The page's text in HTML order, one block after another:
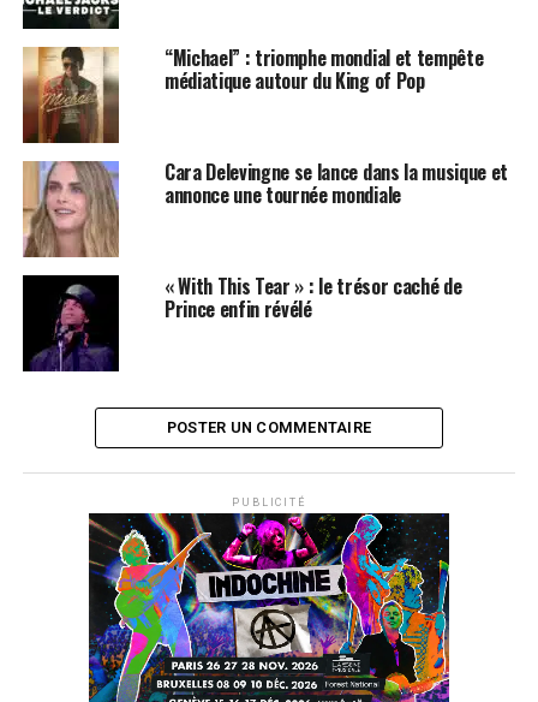
MICHAEL JACKSON
“Michael” : triomphe mondial et tempête
médiatique autour du King of Pop
Cara Delevingne se lance dans la musique et
annonce une tournée mondiale
« With This Tear » : le trésor caché de
Prince enfin révélé
POSTER UN COMMENTAIRE
PUBLICITÉ